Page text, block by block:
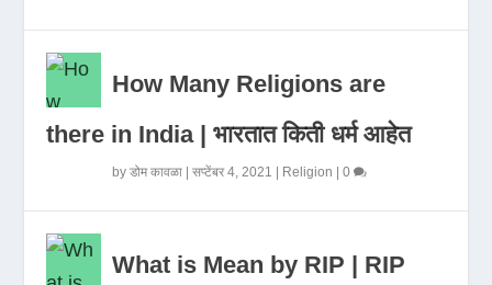
How Many Religions are
there in India | भारतात किती धर्म आहेत
byडोम कावळा |सप्टेंबर 4, 2021 Religion |0
What is Mean by RIP | RIP